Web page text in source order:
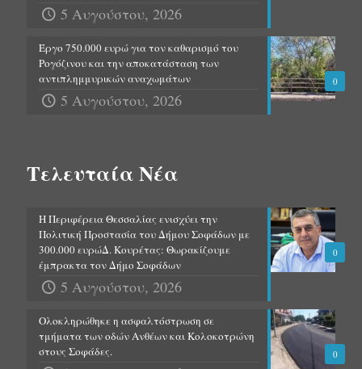
5 Αυγούστου, 2026
0
Έργο 750.000 ευρώ για τον καθαρισμό του
Ρογόζινου και την αποκατάσταση των
αντιπλημμυρικών αναχωμάτων
5 Αυγούστου, 2026
Τελευταία Νέα
0
Η Περιφέρεια Θεσσαλίας ενισχύει την
Πολιτική Προστασία του Δήμου Σοφάδων με
300.000 ευρώΔ. Κουρέτας: Θωρακίζουμε
έμπρακτα τον Δήμο Σοφάδων
5 Αυγούστου, 2026
0
Ολοκληρώθηκε η ασφαλτόστρωση σε
τμήματα των οδών Ανθέων και Κολοκοτρώνη
στους Σοφάδες.